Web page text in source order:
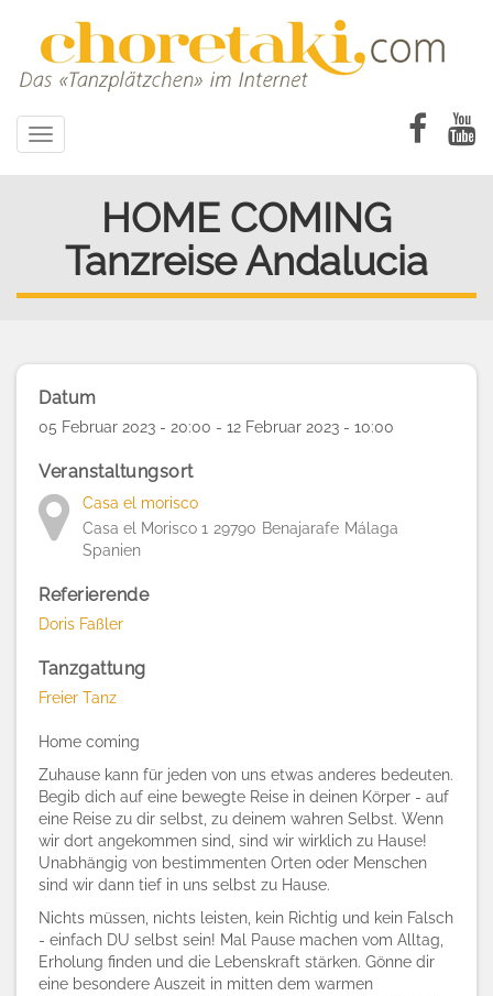
Toggle
navigation
HOME COMING
Tanzreise Andalucia
Datum
05 Februar 2023 - 20:00 - 12 Februar 2023 - 10:00
Veranstaltungsort
Casa el morisco
Casa el Morisco 1 29790 Benajarafe Málaga
Spanien
Referierende
Doris Faßler
Tanzgattung
Freier Tanz
Home coming
Zuhause kann für jeden von uns etwas anderes bedeuten.
Begib dich auf eine bewegte Reise in deinen Körper - auf
eine Reise zu dir selbst, zu deinem wahren Selbst. Wenn
wir dort angekommen sind, sind wir wirklich zu Hause!
Unabhängig von bestimmenten Orten oder Menschen
sind wir dann tief in uns selbst zu Hause.
Nichts müssen, nichts leisten, kein Richtig und kein Falsch
- einfach DU selbst sein! Mal Pause machen vom Alltag,
Erholung finden und die Lebenskraft stärken. Gönne dir
eine besondere Auszeit in mitten dem warmen